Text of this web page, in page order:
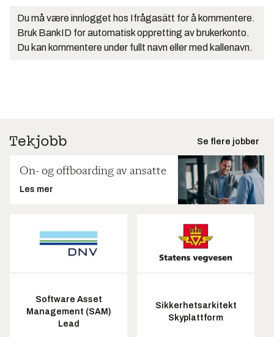
Du må være innlogget hos Ifrågasätt for å kommentere.
Bruk BankID for automatisk oppretting av brukerkonto.
Du kan kommentere under fullt navn eller med kallenavn.
Se flere jobber
On- og offboarding av ansatte
Les mer
Software Asset
Management (SAM)
Lead
Sikkerhetsarkitekt
Skyplattform